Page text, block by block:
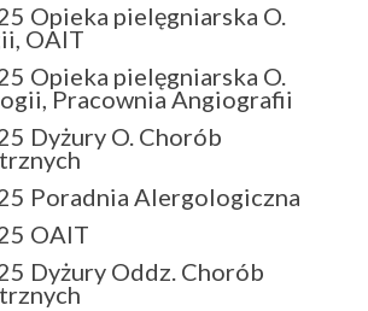
Opieka pielęgniarska O.
OAIT
Opieka pielęgniarska O.
Pracownia Angiografii
Dyżury O. Chorób
Poradnia Alergologiczna
OAIT
Dyżury Oddz. Chorób